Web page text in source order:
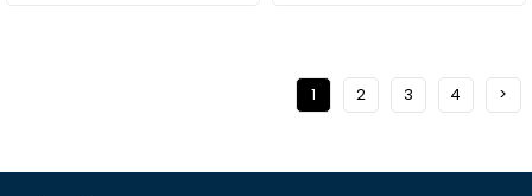
1 2 3 4 >